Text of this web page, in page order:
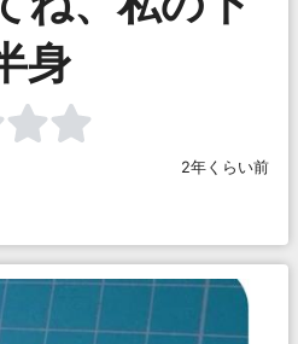
身
2年くらい前